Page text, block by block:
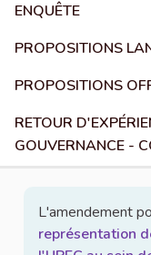
ENQUÊTE
PROPOSITIONS
PROPOSITIONS
RETOUR
GOUVERNANCE -
L'amendement
représentation